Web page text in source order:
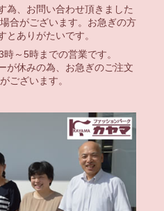
為、お問い合わせ頂きました
合がございます。お急ぎの方
とありがたいです。
～5時までの営業です。
が休みの為、お急ぎのご注文
ございます。